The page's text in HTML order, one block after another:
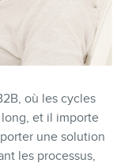
où les cycles
et il importe
une solution
les processus,